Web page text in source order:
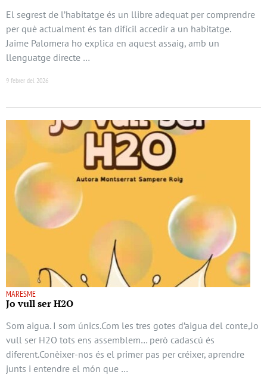
El segrest de l’habitatge és un llibre adequat per comprendre
per què actualment és tan difícil accedir a un habitatge.
Jaime Palomera ho explica en aquest assaig, amb un
llenguatge directe …
9 febrer del 2026
MARESME
Jo vull ser H2O
Som aigua. I som únics.Com les tres gotes d’aigua del conte,Jo
vull ser H2O tots ens assemblem… però cadascú és
diferent.Conèixer-nos és el primer pas per créixer, aprendre
junts i entendre el món que …